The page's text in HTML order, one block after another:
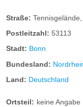
Straße:
Postleitzahl: 53113
Stadt: Bonn
Bundesland:
Land: Deutschland
Ortsteil: keine Angabe